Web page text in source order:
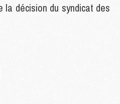
décision du syndicat des